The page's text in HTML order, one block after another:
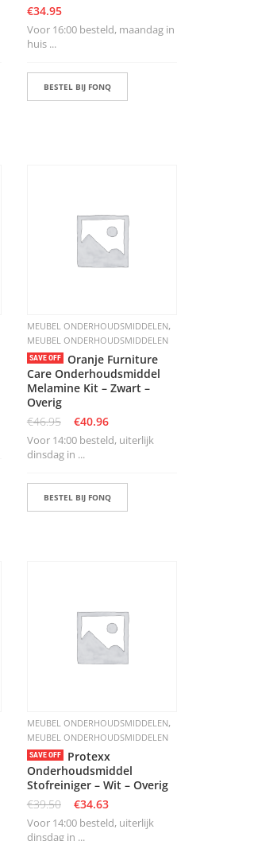
€34.95
Voor 16:00 besteld, maandag in
huis ...
BESTEL BIJ FONQ
MEUBEL ONDERHOUDSMIDDELEN,
MEUBEL ONDERHOUDSMIDDELEN
SAVE OFF
Oranje Furniture
Care Onderhoudsmiddel
Melamine Kit – Zwart –
Overig
€46.95 €40.96
Voor 14:00 besteld, uiterlijk
dinsdag in ...
BESTEL BIJ FONQ
MEUBEL ONDERHOUDSMIDDELEN,
MEUBEL ONDERHOUDSMIDDELEN
SAVE OFF
Protexx
Onderhoudsmiddel
Stofreiniger – Wit – Overig
€39.50 €34.63
Voor 14:00 besteld, uiterlijk
dinsdag in ...